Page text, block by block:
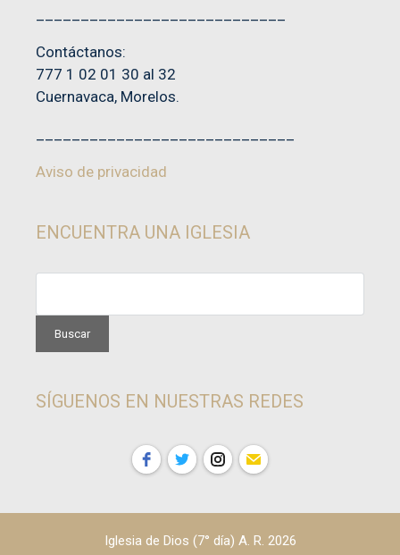
Contáctanos:
777 1 02 01 30 al 32
Cuernavaca, Morelos.
Aviso de privacidad
ENCUENTRA UNA IGLESIA
SÍGUENOS EN NUESTRAS REDES
Iglesia de Dios (7° día) A. R. 2026